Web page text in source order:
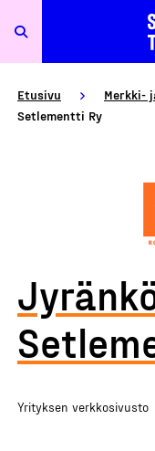
Etusivu Merkki-
Setlementti Ry
Yrityksen verkkosivusto